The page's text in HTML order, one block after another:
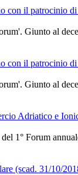
con il patrocinio
Giunto al
con il patrocinio
Giunto al
Adriatico e
1° Forum
(scad. 31/10/